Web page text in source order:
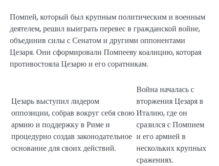
Помпей, который был крупным политическим и военным
деятелем, решил выиграть перевес в гражданской войне,
объединив силы с Сенатом и другими оппонентами
Цезаря. Они сформировали Помпееву коалицию, которая
противостояла Цезарю и его соратникам.
Цезарь выступил лидером
оппозиции, собрав вокруг себя свою
армию и поддержку в Риме и
процедурно создав законодательное
основание для своих действий.
Война началась с
вторжения Цезаря в
Италию, где он
сразился с Помпием
и его армией в
нескольких крупных
сражениях.